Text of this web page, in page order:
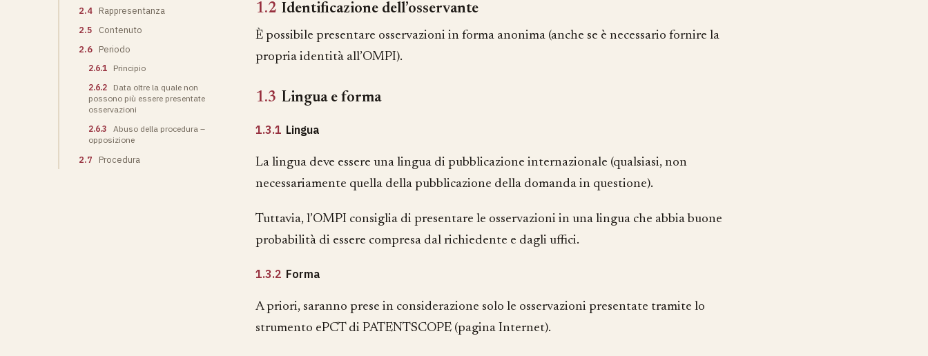
2.4
Rappresentanza
2.5
Contenuto
2.6
Periodo
2.6.1
Principio
2.6.2
Data oltre la quale non
possono più essere presentate
osservazioni
2.6.3
Abuso della procedura –
opposizione
2.7 Procedura
1.2 Identificazione dell’osservante
È possibile presentare osservazioni in forma anonima (anche se è necessario fornire la
propria identità all’OMPI).
1.3 Lingua e forma
1.3.1 Lingua
La lingua deve essere una lingua di pubblicazione internazionale (qualsiasi, non
necessariamente quella della pubblicazione della domanda in questione).
Tuttavia, l’OMPI consiglia di presentare le osservazioni in una lingua che abbia buone
probabilità di essere compresa dal richiedente e dagli uffici.
1.3.2 Forma
A priori, saranno prese in considerazione solo le osservazioni presentate tramite lo
strumento ePCT di PATENTSCOPE (pagina Internet).